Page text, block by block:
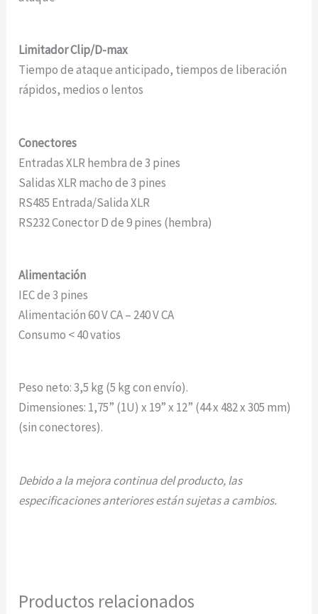
Limitador Clip/D-max
Tiempo de ataque anticipado, tiempos de liberación
rápidos, medios o lentos
Conectores
Entradas XLR hembra de 3 pines
Salidas XLR macho de 3 pines
RS485 Entrada/Salida XLR
RS232 Conector D de 9 pines (hembra)
Alimentación
IEC de 3 pines
Alimentación 60 V CA – 240 V CA
Consumo < 40 vatios
Peso neto: 3,5 kg (5 kg con envío).
Dimensiones: 1,75” (1U) x 19” x 12” (44 x 482 x 305 mm)
(sin conectores).
Debido a la mejora continua del producto, las
especificaciones anteriores están sujetas a cambios.
Productos relacionados